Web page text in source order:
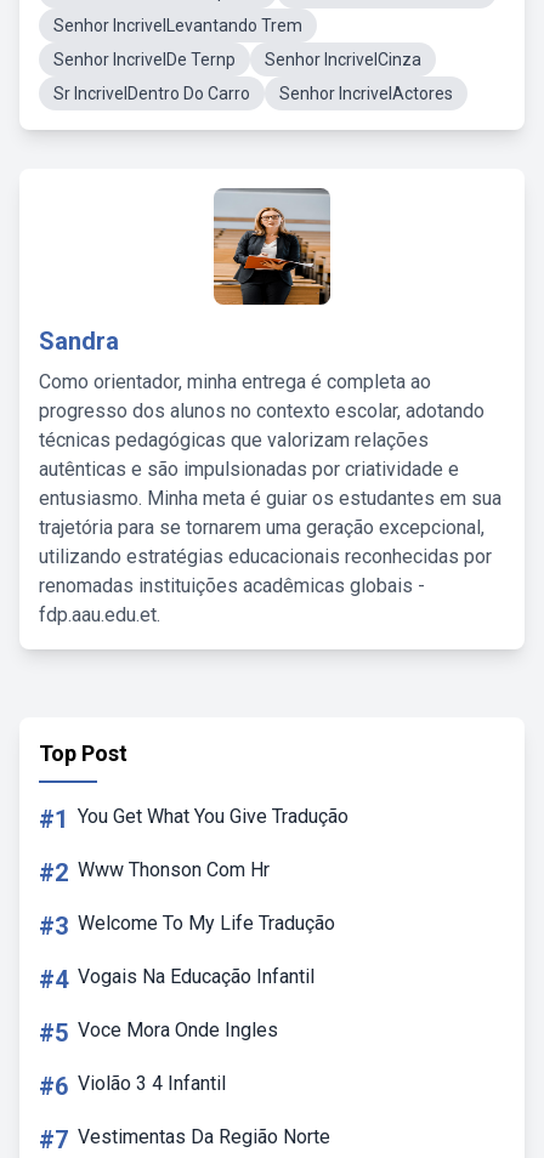
Senhor IncrivelLevantando Trem
Senhor IncrivelDe Ternp
Senhor IncrivelCinza
Sr IncrivelDentro Do Carro
Senhor IncrivelActores
Sandra
Como orientador, minha entrega é completa ao
progresso dos alunos no contexto escolar, adotando
técnicas pedagógicas que valorizam relações
autênticas e são impulsionadas por criatividade e
entusiasmo. Minha meta é guiar os estudantes em sua
trajetória para se tornarem uma geração excepcional,
utilizando estratégias educacionais reconhecidas por
renomadas instituições acadêmicas globais -
fdp.aau.edu.et.
Top Post
#1 You Get What You Give Tradução
#2 Www Thonson Com Hr
#3 Welcome To My Life Tradução
#4 Vogais Na Educação Infantil
#5 Voce Mora Onde Ingles
#6 Violão 3 4 Infantil
#7 Vestimentas Da Região Norte